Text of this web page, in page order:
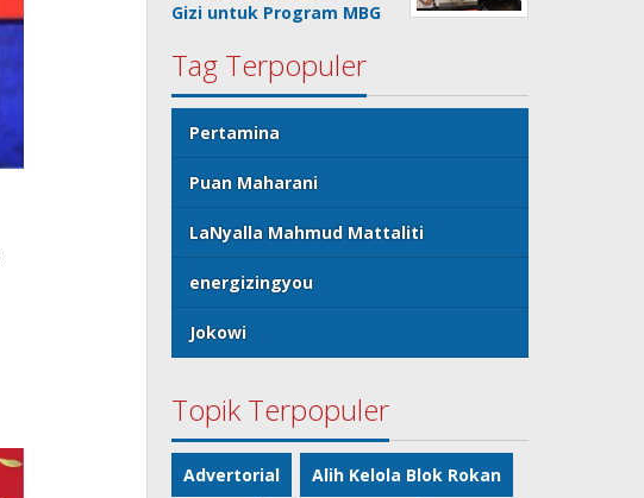
Gizi untuk Program MBG
Tag Terpopuler
Pertamina
Puan Maharani
LaNyalla Mahmud Mattaliti
energizingyou
Jokowi
Topik Terpopuler
Advertorial Alih Kelola Blok Rokan